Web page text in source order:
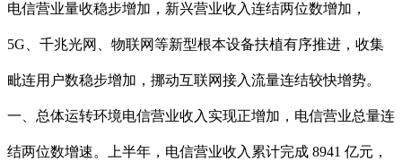
电信营业量收稳步增加，新兴营业收入连结两位数增加，
5G、千兆光网、物联网等新型根本设备扶植有序推进，收集
毗连用户数稳步增加，挪动互联网接入流量连结较快增势。
一、总体运转环境电信营业收入实现正增加，电信营业总量连
结两位数增速。上半年，电信营业收入累计完成 8941 亿元，